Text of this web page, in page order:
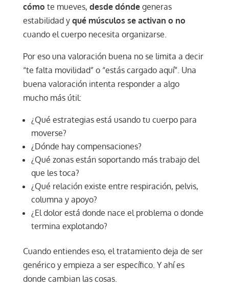
cómo te mueves, desde dóndegeneras
estabilidad y qué músculos se activan o no
cuando el cuerpo necesita organizarse.
Por eso una valoración buena no se limita a decir
“te falta movilidad” o “estás cargado aquí”. Una
buena valoración intenta responder a algo
mucho más útil:
¿Qué estrategias está usando tu cuerpo para
moverse?
¿Dónde hay compensaciones?
¿Qué zonas están soportando más trabajo del
que les toca?
¿Qué relación existe entre respiración, pelvis,
columna y apoyo?
¿El dolor está donde nace el problema o donde
termina explotando?
Cuando entiendes eso, el tratamiento deja de ser
genérico y empieza a ser específico. Y ahí es
donde cambian las cosas.